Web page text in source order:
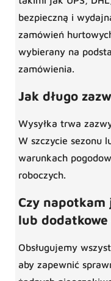
bezpieczną i
zamówień
wybierany na
zamówienia.
Jak długo
Wysyłka trwa
W szczycie sezonu
warunkach
roboczych.
Czy napotkam
lub dodatkowe
Obsługujemy
aby zapewnić